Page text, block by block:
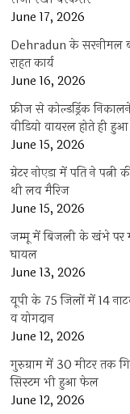
June 17, 2026
Dehradun के सरनीमल
राहत कार्य
June 16, 2026
फ्रीज से कोल्डड्रिंक
वीडियो वायरल होते ही हुआ
June 15, 2026
ग्रेटर नोएडा में पति ने
थी लव मैरिज
June 15, 2026
जम्मू में बिजली के खंभे पर
घायल
June 13, 2026
यूपी के 75 जिलों में 14
व योगदान
June 12, 2026
गुरुग्राम में 30 मीटर तक
सिस्टम भी हुआ फेल
June 12, 2026